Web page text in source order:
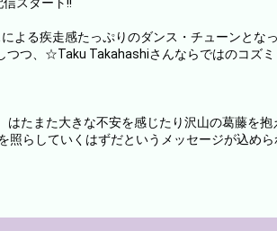
よる疾走感たっぷりのダンス・チューンとなっ
つつ、☆Taku Takahashiさんならではのコズ
はたまた大きな不安を感じたり沢山の葛藤を
照らしていくはずだというメッセージが込め